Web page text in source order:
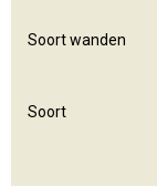
Soort wanden
Soort